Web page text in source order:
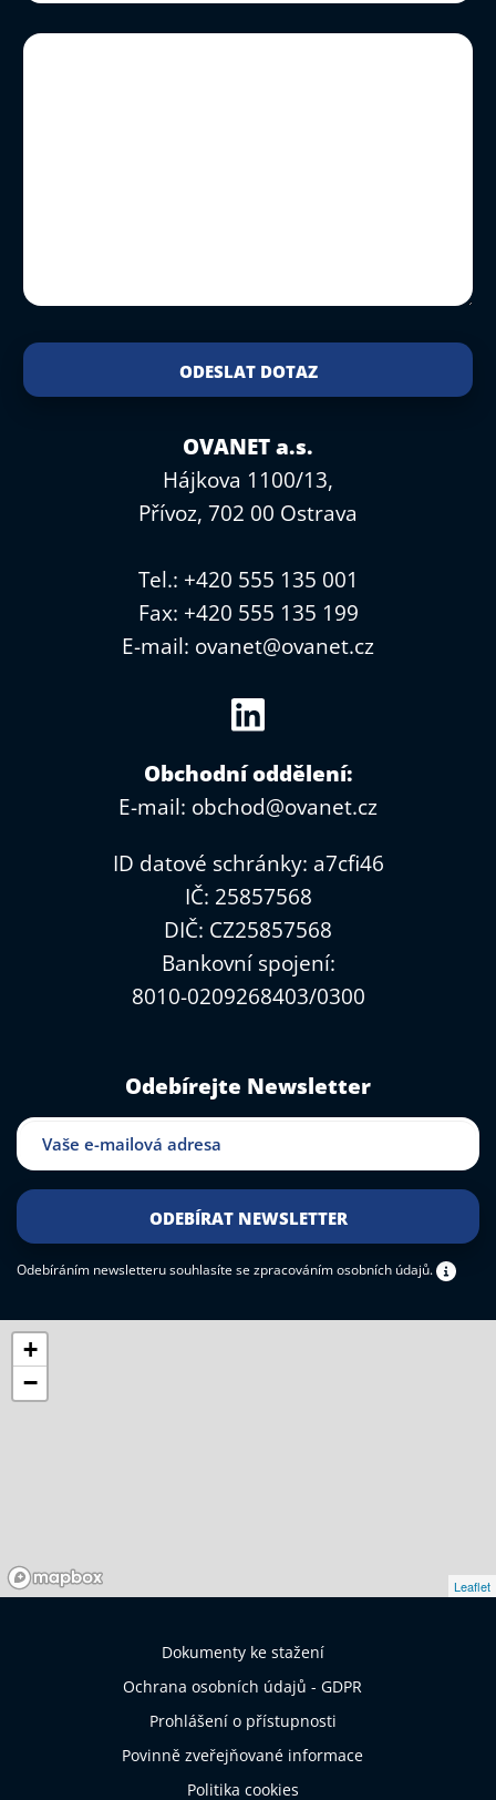
OVANET a.s.
Hájkova 1100/13,
Přívoz, 702 00 Ostrava
Tel.: +420 555 135 001
Fax: +420 555 135 199
E-mail: ovanet@ovanet.cz
Obchodní oddělení:
E-mail: obchod@ovanet.cz
ID datové schránky: a7cfi46
IČ: 25857568
DIČ: CZ25857568
Bankovní spojení:
8010-0209268403/0300
Odebírejte Newsletter
Odebíráním newsletteru souhlasíte se zpracováním osobních údajů.
+
−
Leaflet
Dokumenty ke stažení
Ochrana osobních údajů - GDPR
Prohlášení o přístupnosti
Povinně zveřejňované informace
Politika cookies